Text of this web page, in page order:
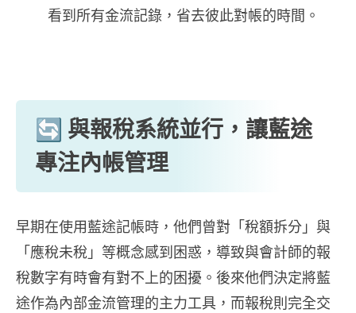
看到所有金流記錄，省去彼此對帳的時間。
🔄 與報稅系統並行，讓藍途
專注內帳管理
早期在使用藍途記帳時，他們曾對「稅額拆分」與
「應稅未稅」等概念感到困惑，導致與會計師的報
稅數字有時會有對不上的困擾。後來他們決定將藍
途作為內部金流管理的主力工具，而報稅則完全交